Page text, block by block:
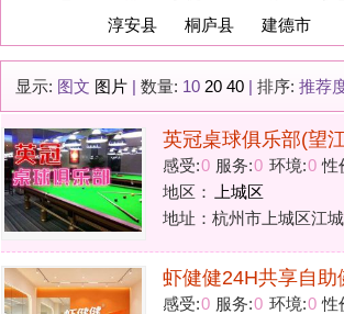
英冠桌球俱乐部(望江店)
感受: 服务:0 环境: 性价比:0
地址：杭州市上城区江城路568号2楼
虾健健24H共享自助健身(浙江
感受: 0服务:0环境:0性价比:0综合
地区：临安区
地址：杭州市临安区锦北街道武肃街
恋弓射箭影院休闲俱乐部
感受:0服务:0环境:0性价比:0综合
地区： 富阳区
地址：杭州市富阳区富春街道秋丰